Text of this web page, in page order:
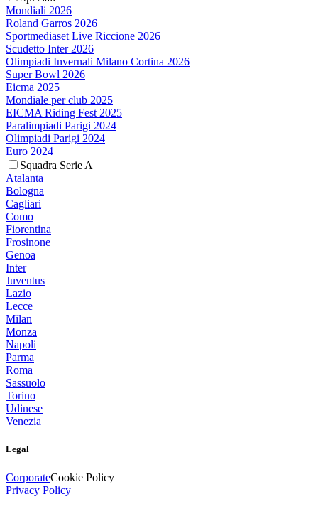
Mondiali 2026
Roland Garros 2026
Sportmediaset Live Riccione 2026
Scudetto Inter 2026
Olimpiadi Invernali Milano Cortina 2026
Super Bowl 2026
Eicma 2025
Mondiale per club 2025
EICMA Riding Fest 2025
Paralimpiadi Parigi 2024
Olimpiadi Parigi 2024
Euro 2024
Squadra Serie A
Atalanta
Bologna
Cagliari
Como
Fiorentina
Frosinone
Genoa
Inter
Juventus
Lazio
Lecce
Milan
Monza
Napoli
Parma
Roma
Sassuolo
Torino
Udinese
Venezia
Legal
CorporateCookie Policy
Privacy Policy